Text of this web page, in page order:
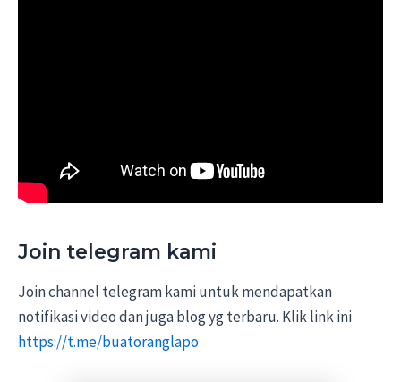
Join telegram kami
Join channel telegram kami untuk mendapatkan
notifikasi video dan juga blog yg terbaru. Klik link ini
https://t.me/buatoranglapo